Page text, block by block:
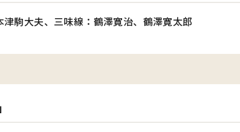
津駒大夫、三味線：鶴澤寛治、鶴澤寛太郎